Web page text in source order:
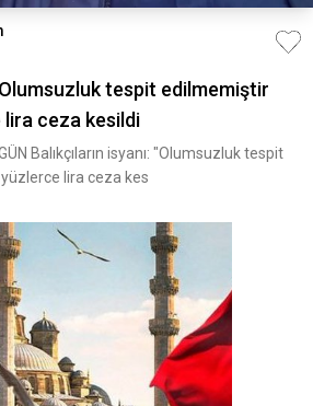
Olumsuzluk tespit edilmemiştir
ceza kesildi
Balıkçıların isyanı: "Olumsuzluk tespit
lira ceza kes